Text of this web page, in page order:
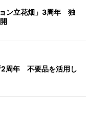
ン立花畑」3周年 独
2周年 不要品を活用し